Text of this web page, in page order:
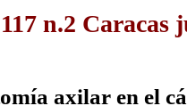
n.2 Caracas
axilar en el